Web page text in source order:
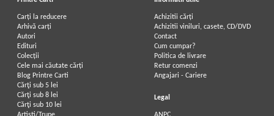
Carți la reducere
Arhivă carți
Autori
Edituri
Colecții
Cele mai căutate cărți
Blog Printre Carti
Cărţi sub 5 lei
Cărţi sub 8 lei
Cărţi sub 10 lei
Achizitii cărți
Achizitii viniluri, casete, CD/DVD
Contact
Cum cumpar?
Politica de livrare
Retur comenzi
Angajari - Cariere
Legal